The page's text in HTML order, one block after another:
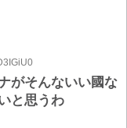
がそんないい國な
と思うわ